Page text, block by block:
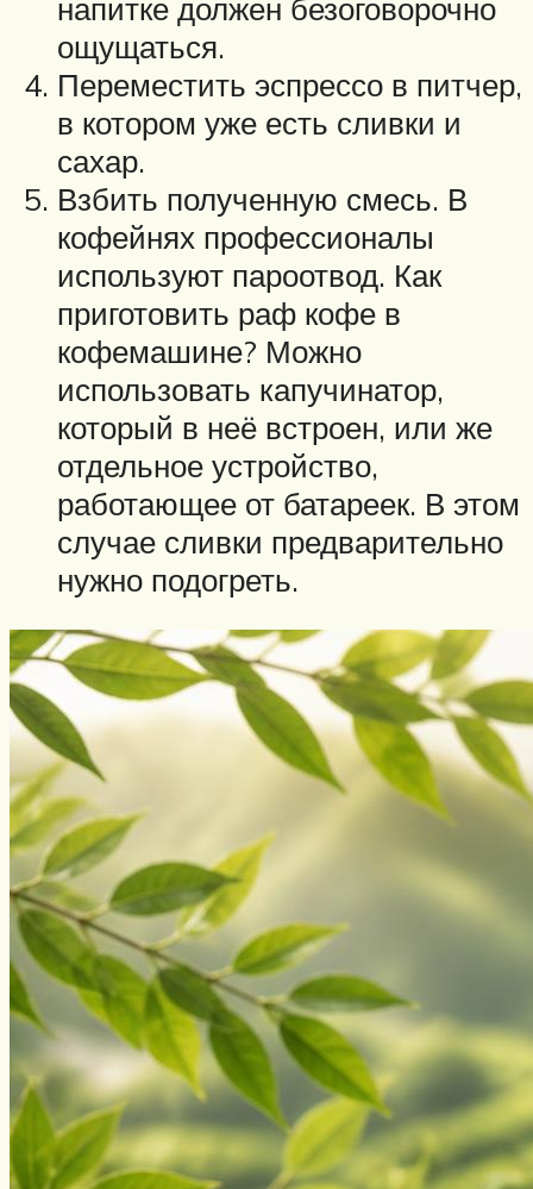
напитке должен безоговорочно
ощущаться.
Переместить эспрессо в питчер,
в котором уже есть сливки и
сахар.
Взбить полученную смесь. В
кофейнях профессионалы
используют пароотвод. Как
приготовить раф кофе в
кофемашине? Можно
использовать капучинатор,
который в неё встроен, или же
отдельное устройство,
работающее от батареек. В этом
случае сливки предварительно
нужно подогреть.